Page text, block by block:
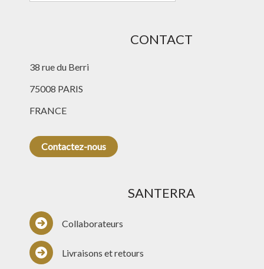
CONTACT
38 rue du Berri
75008 PARIS
FRANCE
Contactez-nous
SANTERRA
Collaborateurs
Livraisons et retours